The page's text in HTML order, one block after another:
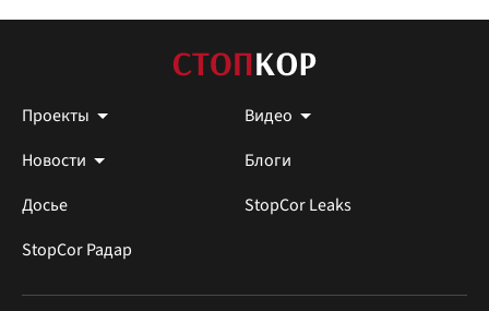
Проекты
Видео
Новости
Блоги
Досье
StopCor Leaks
StopCor Радар